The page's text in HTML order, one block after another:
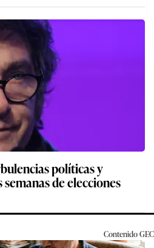
políticas y
de elecciones
ContenidoGEC